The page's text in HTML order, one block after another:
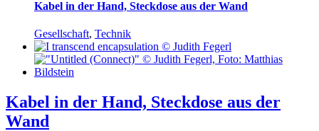
Kabel in der Hand, Steckdose aus der Wand
Gesellschaft, Technik
Kabel in der Hand, Steckdose aus der
Wand